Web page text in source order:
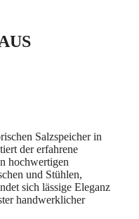
Salzspeicher in
der erfahrene
hochwertigen
und Stühlen,
sich lässige Eleganz
handwerklicher